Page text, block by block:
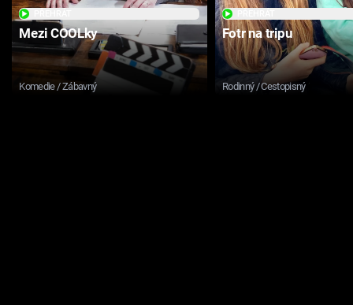
Mezi COOLky
Komedie / Zábavný
Fotr na tripu
Rodinný / Cestopisný